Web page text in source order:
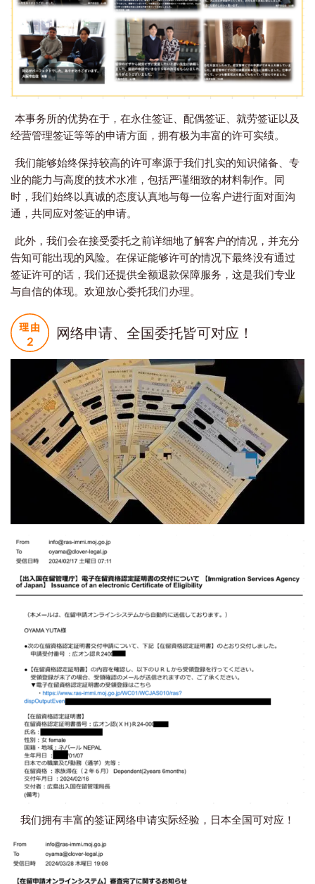
本事务所的优势在于，在永住签证、配偶签证、就劳签证以及
经营管理签证等等的申请方面，拥有极为丰富的许可实绩。
我们能够始终保持较高的许可率源于我们扎实的知识储备、专
业的能力与高度的技术水准，包括严谨细致的材料制作。同
时，我们始终以真诚的态度认真地与每一位客户进行面对面沟
通，共同应对签证的申请。
此外，我们会在接受委托之前详细地了解客户的情况，并充分
告知可能出现的风险。在保证能够许可的情况下最终没有通过
签证许可的话，我们还提供全额退款保障服务，这是我们专业
与自信的体现。欢迎放心委托我们办理。
网络申请、全国委托皆可对应！
我们拥有丰富的签证网络申请实际经验，日本全国可对应！